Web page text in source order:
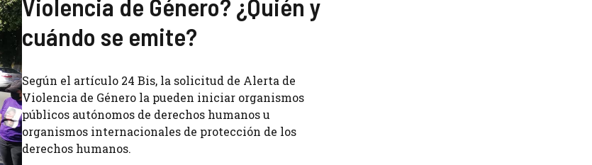
Violencia de Género? ¿Quién y
cuándo se emite?
Según el artículo 24 Bis, la solicitud de Alerta de
Violencia de Género la pueden iniciar organismos
públicos autónomos de derechos humanos u
organismos internacionales de protección de los
derechos humanos.